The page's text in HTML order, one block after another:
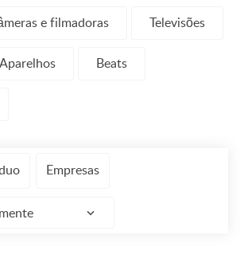
e filmadoras Televisões
Aparelhos Beats
Empresas